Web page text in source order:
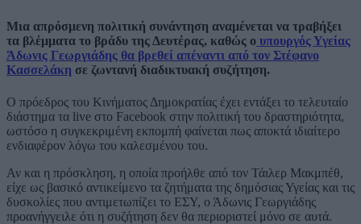
Μια απρόσμενη πολιτική συνάντηση αναμένεται να τραβήξει
τα βλέμματα το βράδυ της Δευτέρας, καθώς ο υπουργός Υγείας
Άδωνις Γεωργιάδης θα βρεθεί απέναντι από τον Στέφανο
Κασσελάκη σε ζωντανή διαδικτυακή συζήτηση.
Ο πρόεδρος του Κινήματος Δημοκρατίας έχει εντάξει το τελευταίο
διάστημα τα live στο Facebook στην πολιτική του δραστηριότητα,
ωστόσο η συγκεκριμένη εκπομπή φαίνεται πως αποκτά ιδιαίτερο
ενδιαφέρον λόγω του καλεσμένου του.
Αν και η πρόσκληση, η οποία προήλθε από τον Τάιλερ Μακμπέθ,
είχε ως βασικό αντικείμενο τα ζητήματα της δημόσιας Υγείας και τις
δυσκολίες που αντιμετωπίζει το ΕΣΥ, ο Άδωνις Γεωργιάδης
προανήγγειλε ότι η συζήτηση δεν θα περιοριστεί μόνο σε αυτά.